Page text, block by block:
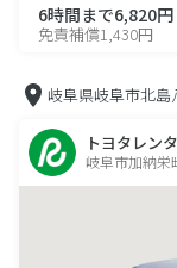
6時間まで6,820円
免責補償1,430円
岐阜県岐阜市北島
トヨタレン
岐阜市加納